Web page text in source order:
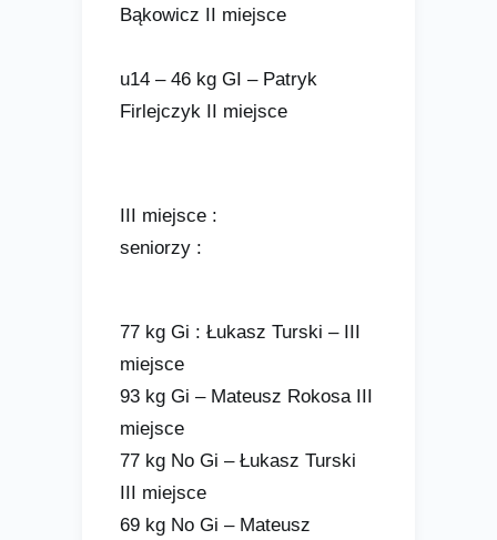
Bąkowicz II miejsce
u14 – 46 kg GI – Patryk
Firlejczyk II miejsce
III miejsce :
seniorzy :
77 kg Gi : Łukasz Turski – III
miejsce
93 kg Gi – Mateusz Rokosa III
miejsce
77 kg No Gi – Łukasz Turski
III miejsce
69 kg No Gi – Mateusz